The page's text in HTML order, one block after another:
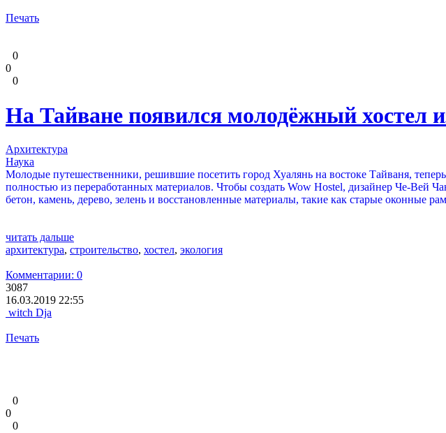
Печать
0
0
0
На Тайване появился молодёжный хостел
Архитектура
Наука
Молодые путешественники, решившие посетить город Хуалянь на востоке Тайваня,
полностью из переработанных материалов. Чтобы создать Wow Hostel, дизайнер Че-Вей
бетон, камень, дерево, зелень и восстановленные материалы, такие как старые оконные
читать дальше
архитектура, строительство, хостел, экология
Комментарии: 0
3087
16.03.2019 22:55
witch Dja
Печать
0
0
0